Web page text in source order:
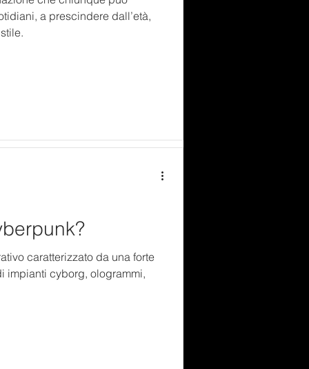
a prescindere dall’età,
caratterizzato da una forte
impianti cyborg, ologrammi,